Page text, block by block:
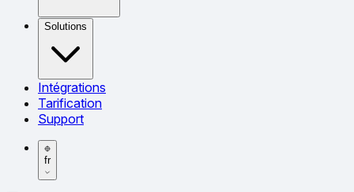
Solutions
Intégrations
Tarification
Support
fr